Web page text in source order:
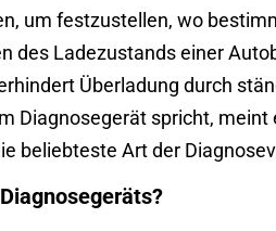
um festzustellen, wo
des Ladezustands einer
Überladung durch
Diagnosegerät spricht,
beliebteste Art der